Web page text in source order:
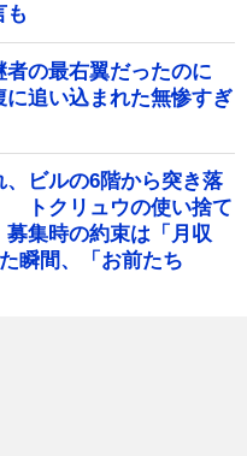
も
者の最右翼だったのに
追い込まれた無惨すぎ
、ビルの6階から突き落
トクリュウの使い捨て
集時の約束は「月収
瞬間、「お前たち